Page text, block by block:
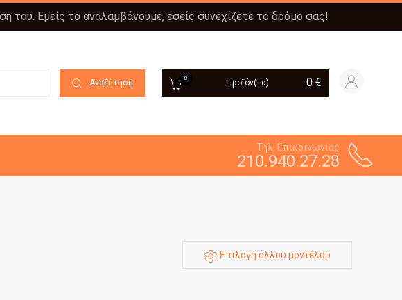
Εμείς το αναλαμβάνουμε, εσείς συνεχίζετε το δρόμο σας!
Αναζήτηση 0 προϊόν(τα) 0 €
Τηλ. Επικοινωνίας
210.940.27.28
Επιλογή άλλου μοντέλου